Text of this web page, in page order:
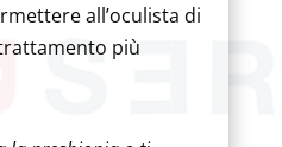
all’oculista di
più